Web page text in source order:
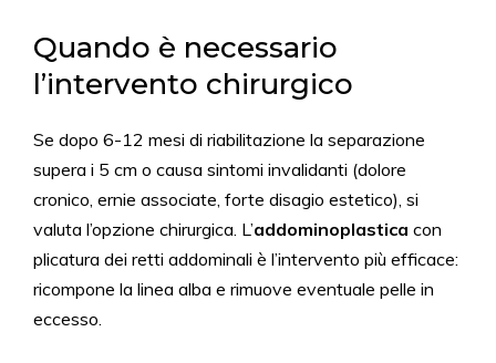
Quando è necessario
l’intervento chirurgico
Se dopo 6-12 mesi di riabilitazione la separazione
supera i 5 cm o causa sintomi invalidanti (dolore
cronico, ernie associate, forte disagio estetico), si
valuta l’opzione chirurgica. L’addominoplastica con
plicatura dei retti addominali è l’intervento più efficace:
ricompone la linea alba e rimuove eventuale pelle in
eccesso.